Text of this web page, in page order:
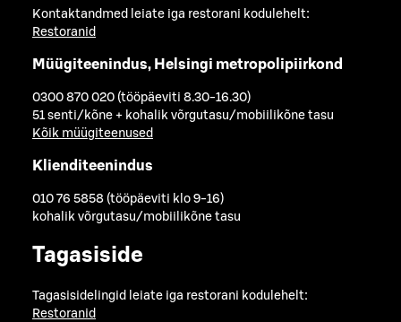
Kontaktandmed leiate iga restorani kodulehelt:
Restoranid
Müügiteenindus, Helsingi metropolipiirkond
0300 870 020 (tööpäeviti 8.30-16.30)
51 senti/kõne + kohalik võrgutasu/mobiilikõne tasu
Kõik müügiteenused
Klienditeenindus
010 76 5858 (tööpäeviti klo 9-16)
kohalik võrgutasu/mobiilikõne tasu
Tagasiside
Tagasisidelingid leiate iga restorani kodulehelt:
Restoranid